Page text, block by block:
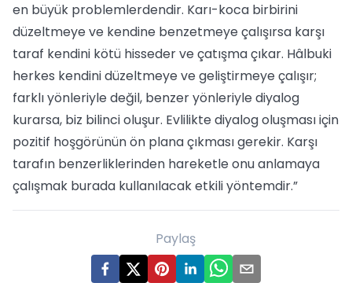
en büyük problemlerdendir. Karı-koca birbirini
düzeltmeye ve kendine benzetmeye çalışırsa karşı
taraf kendini kötü hisseder ve çatışma çıkar. Hâlbuki
herkes kendini düzeltmeye ve geliştirmeye çalışır;
farklı yönleriyle değil, benzer yönleriyle diyalog
kurarsa, biz bilinci oluşur. Evlilikte diyalog oluşması için
pozitif hoşgörünün ön plana çıkması gerekir. Karşı
tarafın benzerliklerinden hareketle onu anlamaya
çalışmak burada kullanılacak etkili yöntemdir.”
Paylaş